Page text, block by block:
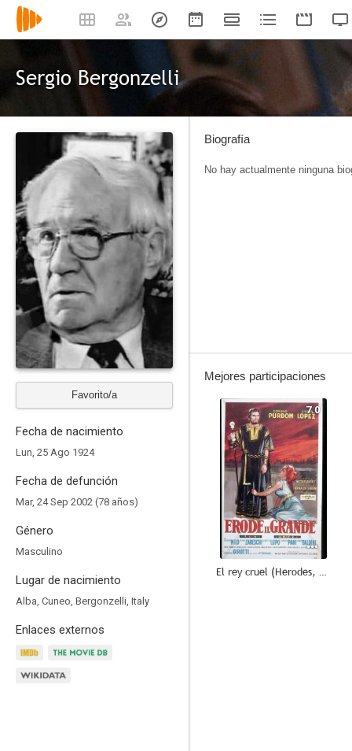
Sergio Bergonzelli
Favorito/a
Fecha de nacimiento
Lun, 25 Ago 1924
Fecha de defunción
Mar, 24 Sep 2002 (78 años)
Género
Masculino
Lugar de nacimiento
Alba, Cuneo, Bergonzelli, Italy
Enlaces externos
Biografía
No hay actualmente ninguna
Mejores participaciones
7.0
El rey cruel (Herodes, el rey cruel)